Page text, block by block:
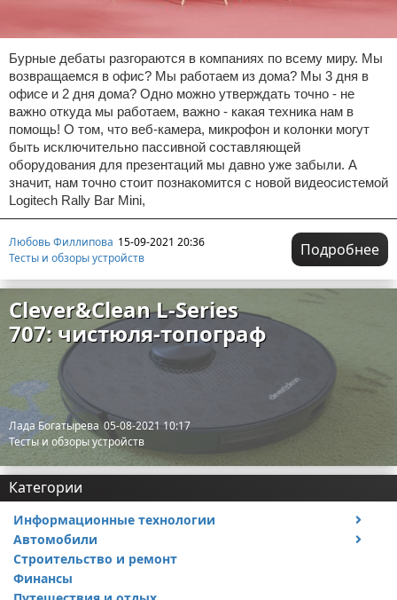
Бурные дебаты разгораются в компаниях по всему миру. Мы
возвращаемся в офис? Мы работаем из дома? Мы 3 дня в
офисе и 2 дня дома? Одно можно утверждать точно - не
важно откуда мы работаем, важно - какая техника нам в
помощь! О том, что веб-камера, микрофон и колонки могут
быть исключительно пассивной составляющей
оборудования для презентаций мы давно уже забыли. А
значит, нам точно стоит познакомится с новой видеосистемой
Logitech Rally Bar Mini,
Любовь Филлипова 15-09-2021 20:36
Тесты и обзоры устройств
Подробнее
Clever&Clean L-Series
707: чистюля-топограф
Лада Богатырева 05-08-2021 10:17
Тесты и обзоры устройств
Категории
Информационные технологии
Тесты и обзоры устройств
Автомобили
Ремонт авто
Строительство и ремонт
Финансы